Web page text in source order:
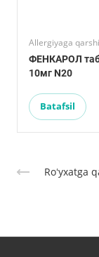
Allergiyaga qarshi
ФЕНКАРОЛ
10мг N20
Batafsil
Roʻyxatga